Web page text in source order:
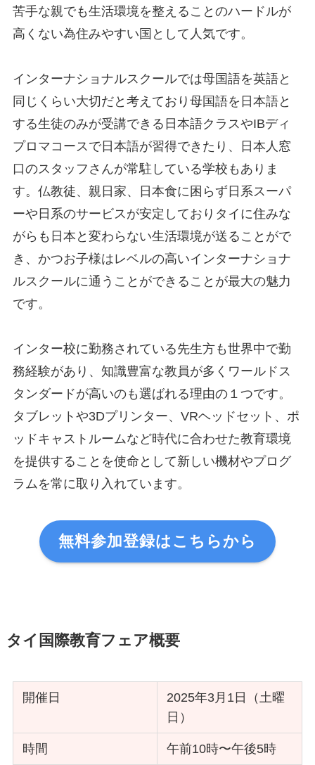
苦手な親でも生活環境を整えることのハードルが
高くない為住みやすい国として人気です。
インターナショナルスクールでは母国語を英語と
同じくらい大切だと考えており母国語を日本語と
する生徒のみが受講できる日本語クラスやIBディ
プロマコースで日本語が習得できたり、日本人窓
口のスタッフさんが常駐している学校もありま
す。仏教徒、親日家、日本食に困らず日系スーパ
ーや日系のサービスが安定しておりタイに住みな
がらも日本と変わらない生活環境が送ることがで
き、かつお子様はレベルの高いインターナショナ
ルスクールに通うことができることが最大の魅力
です。
インター校に勤務されている先生方も世界中で勤
務経験があり、知識豊富な教員が多くワールドス
タンダードが高いのも選ばれる理由の１つです。
タブレットや3Dプリンター、VRヘッドセット、ポ
ッドキャストルームなど時代に合わせた教育環境
を提供することを使命として新しい機材やプログ
ラムを常に取り入れています。
無料参加登録はこちらから
タイ国際教育フェア概要
開催日
2025年3月1日（土曜
日）
時間 午前10時〜午後5時